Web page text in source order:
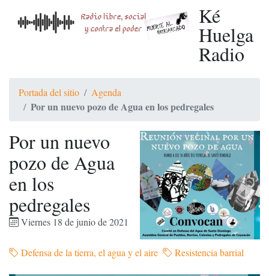
Ké
Huelga
Radio
Portada del sitio Agenda
Por un nuevo pozo de Agua en los pedregales
Por un nuevo
pozo de Agua
en los
pedregales
Viernes 18 de junio de 2021
Defensa de la tierra, el agua y el aire Resistencia barrial